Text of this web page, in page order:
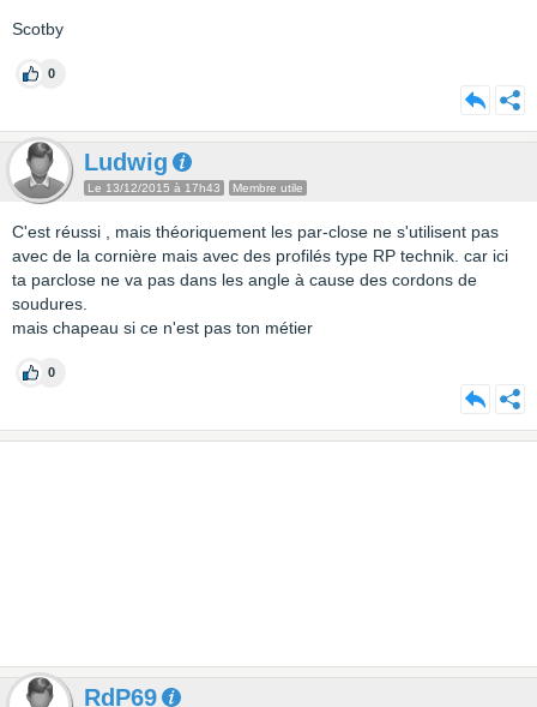
Scotby
0
Ludwig
Le 13/12/2015 à 17h43 Membre utile
C'est réussi , mais théoriquement les par-close ne s'utilisent pas
avec de la cornière mais avec des profilés type RP technik. car ici
ta parclose ne va pas dans les angle à cause des cordons de
soudures.
mais chapeau si ce n'est pas ton métier
0
RdP69